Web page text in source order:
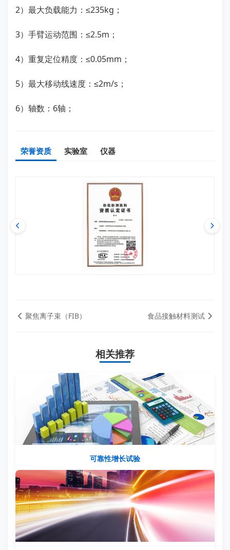
2）最大负载能力：≤235kg；
3）手臂运动范围：≤2.5m；
4）重复定位精度：≤0.05mm；
5）最大移动线速度：≤2m/s；
6）轴数：6轴；
荣誉资质 实验室 仪器
聚焦离子束（FIB） 食品接触材料测试
相关推荐
可靠性增长试验